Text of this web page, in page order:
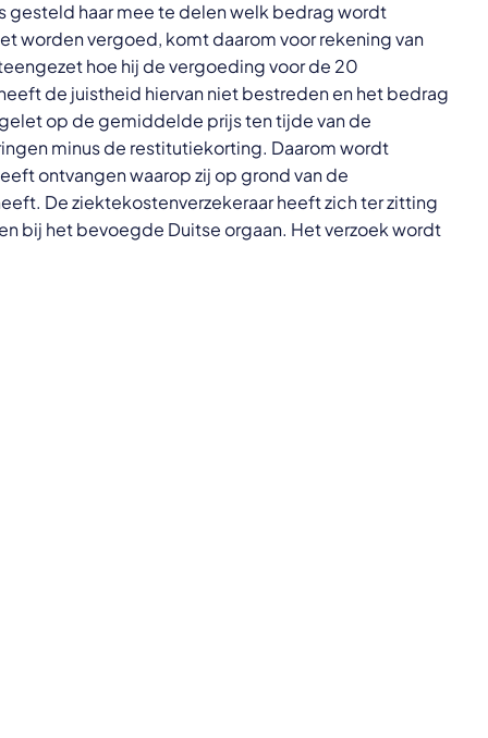
gesteld haar mee te delen welk bedrag wordt
worden vergoed, komt daarom voor rekening van
hoe hij de vergoeding voor de 20
de juistheid hiervan niet bestreden en het bedrag
op de gemiddelde prijs ten tijde van de
minus de restitutiekorting. Daarom wordt
ontvangen waarop zij op grond van de
De ziektekostenverzekeraar heeft zich ter zitting
bij het bevoegde Duitse orgaan. Het verzoek wordt